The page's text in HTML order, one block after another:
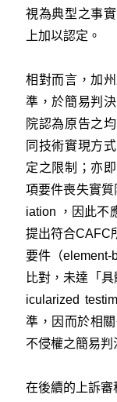
視為典型之事
上加以認定。
相對而言，加
準，於簡易判
院認為原告之
同技術實現方
定之限制；亦
項要件喪失實
iation ，因此不
提出符合CAFC
要件（element-
比對，未達「
icularized
準，因而於相
不侵權之簡易判
在後續的上訴審